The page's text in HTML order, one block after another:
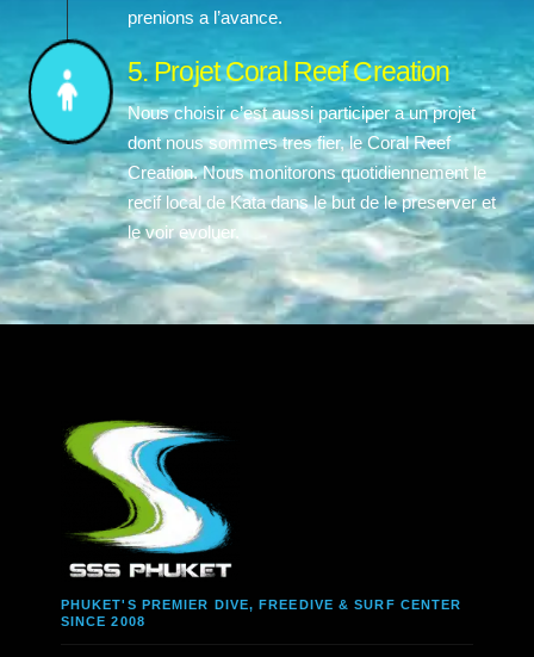
prenions a l’avance.
5. Projet Coral Reef Creation
Nous choisir c’est aussi participer a un projet
dont nous sommes tres fier, le Coral Reef
Creation. Nous monitorons quotidiennement le
recif local de Kata dans le but de le preserver et
le voir evoluer.
PHUKET'S PREMIER DIVE, FREEDIVE & SURF CENTER
SINCE 2008